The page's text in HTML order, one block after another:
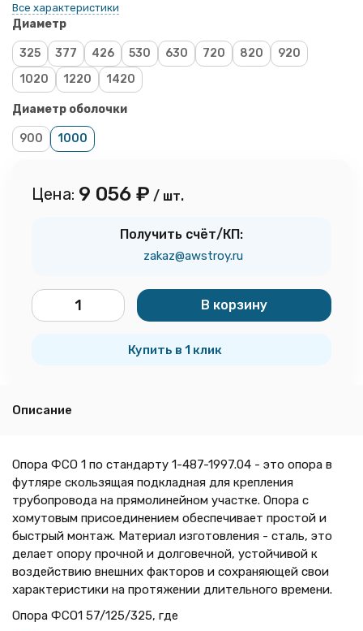
Все характеристики
Диаметр
325 377 426 530 630 720 820
920
1020
1220 1420
Диаметр оболочки
900 1000
Цена: 9 056 ₽ / шт.
Получить счёт/КП:
zakaz@awstroy.ru
В корзину
Купить в 1 клик
Описание
Опора ФСО 1 по стандарту 1-487-1997.04 - это опора в
футляре скользящая подкладная для крепления
трубопровода на прямолинейном участке. Опора с
хомутовым присоединением обеспечивает простой и
быстрый монтаж. Материал изготовления - сталь, это
делает опору прочной и долговечной, устойчивой к
воздействию внешних факторов и сохраняющей свои
характеристики на протяжении длительного времени.
Опора ФСО1 57/125/325, где